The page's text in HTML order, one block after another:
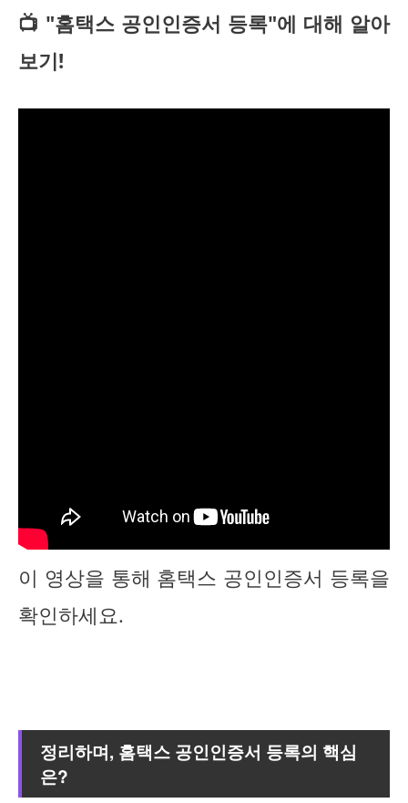
📺 "홈택스 공인인증서 등록"에 대해 알아
보기!
이 영상을 통해 홈택스 공인인증서 등록을
확인하세요.
정리하며, 홈택스 공인인증서 등록의 핵심
은?